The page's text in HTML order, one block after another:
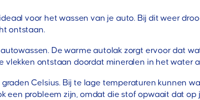
voor het wassen van je auto. Bij dit weer
ontstaan.
De warme autolak zorgt ervoor dat
vlekken ontstaan doordat mineralen in het water
Celsius. Bij te lage temperaturen kunnen
een probleem zijn, omdat die stof opwaait dat op